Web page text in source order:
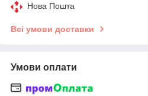
Нова Пошта
Всі умови доставки
Умови оплати